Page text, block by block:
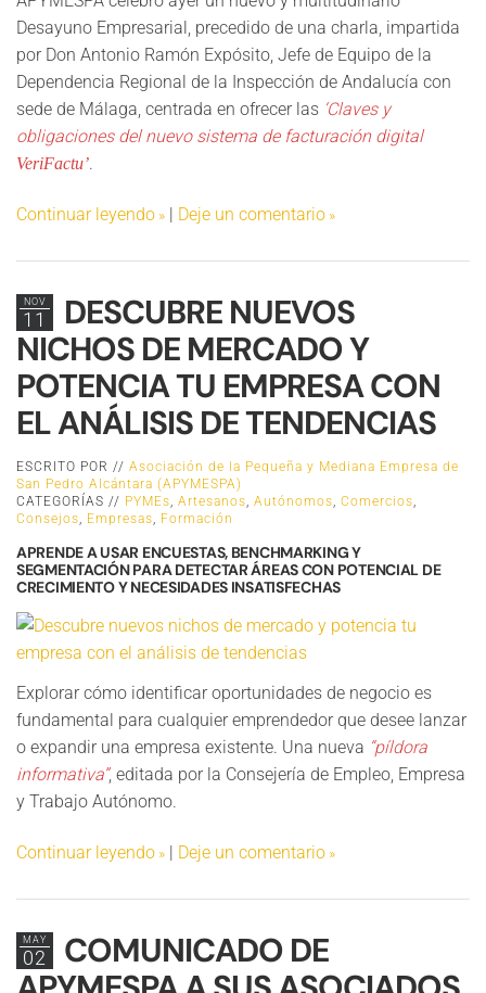
Desayuno Empresarial, precedido de una charla, impartida
por Don Antonio Ramón Expósito, Jefe de Equipo de la
Dependencia Regional de la Inspección de Andalucía con
sede de Málaga, centrada en ofrecer las ‘Claves y
obligaciones del nuevo sistema de facturación digital
VeriFactu’.
Continuar leyendo Deje un comentario
NOV
11
DESCUBRE NUEVOS
NICHOS DE MERCADO Y
POTENCIA TU EMPRESA CON
EL ANÁLISIS DE TENDENCIAS
ESCRITO POR // Asociación de la Pequeña y Mediana Empresa de
San Pedro Alcántara (APYMESPA)
CATEGORÍAS // PYMEs, Artesanos, Autónomos, Comercios,
Consejos, Empresas, Formación
APRENDE A USAR ENCUESTAS, BENCHMARKING Y
SEGMENTACIÓN PARA DETECTAR ÁREAS CON POTENCIAL DE
CRECIMIENTO Y NECESIDADES INSATISFECHAS
Explorar cómo identificar oportunidades de negocio es
fundamental para cualquier emprendedor que desee lanzar
o expandir una empresa existente. Una nueva “píldora
informativa”, editada por la Consejería de Empleo, Empresa
y Trabajo Autónomo.
Continuar leyendo Deje un comentario
MAY
02
COMUNICADO DE